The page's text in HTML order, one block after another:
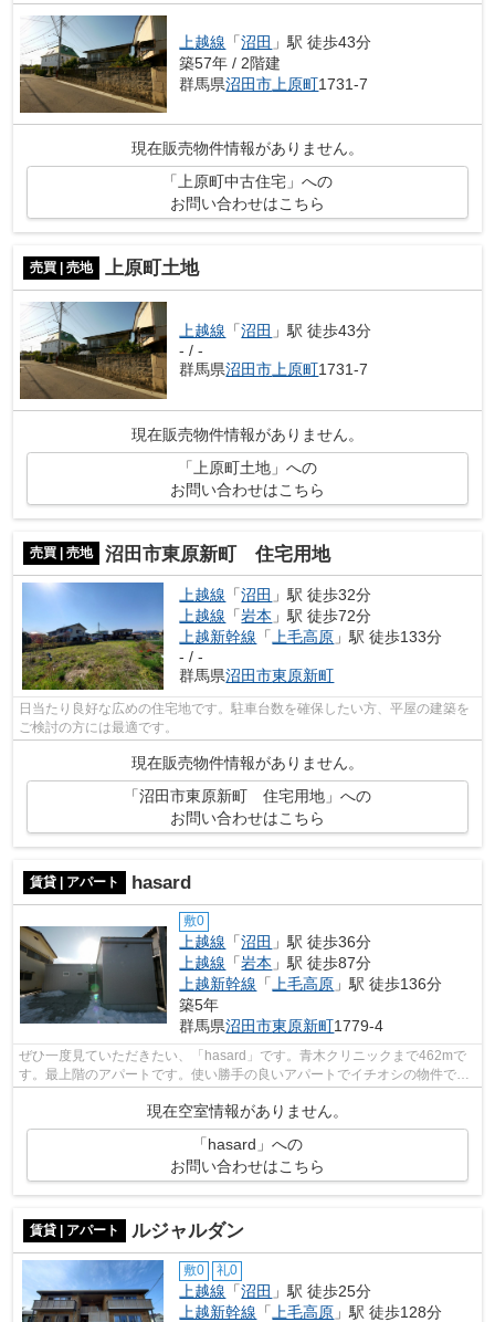
上越線 「沼田 」駅 徒歩43分
築57年 / 2階建
群馬県沼田市上原町1731-7
現在販売物件情報がありません。
「上原町中古住宅」への
お問い合わせはこちら
売買 | 売地 上原町土地
上越線 「沼田 」駅 徒歩43分
- / -
群馬県沼田市 上原町1731-7
現在販売物件情報がありません。
「上原町土地」への
お問い合わせはこちら
売買 | 売地 沼田市東原新町 住宅用地
上越線 「沼田 」駅 徒歩32分
上越線 「岩本 」駅 徒歩72分
上越新幹線 「上毛高原 」駅 徒歩133分
- / -
群馬県沼田市東原新町
日当たり良好な広めの住宅地です。駐車台数を確保したい方、平屋の建築を
ご検討の方には最適です。
現在販売物件情報がありません。
「沼田市東原新町 住宅用地」への
お問い合わせはこちら
賃貸 | アパート hasard
敷0
上越線 「沼田 」駅 徒歩36分
上越線 「岩本 」駅 徒歩87分
上越新幹線 「 上毛高原 」駅 徒歩136分
築5年
群馬県沼田市東原新町1779-4
ぜひ一度見ていただきたい、「hasard」です。青木クリニックまで462mで
す。最上階のアパートです。使い勝手の良いアパートでイチオシの物件で
現在空室情報がありません。
「hasard」への
お問い合わせはこちら
賃貸 | アパート ルジャルダン
敷0 礼0
上越線 「沼田 」駅 徒歩25分
上越新幹線 「 上毛高原 」駅 徒歩128分